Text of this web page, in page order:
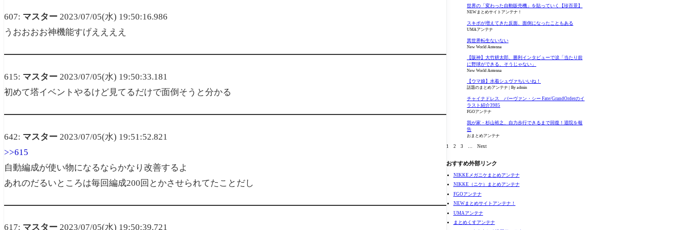
607: マスター 2023/07/05(水) 19:50:16.986
うおおおお神機能すげええええ
615: マスター 2023/07/05(水) 19:50:33.181
初めて塔イベントやるけど見てるだけで面倒そうと分かる
642: マスター 2023/07/05(水) 19:51:52.821
>>615
自動編成が使い物になるならかなり改善するよ
あれのだるいところは毎回編成200回とかさせられてたことだし
617: マスター 2023/07/05(水) 19:50:39.721
世界の「変わった自動販売機」を貼っていく【珍百景】
NEWまとめサイトアンテナ！
スキポが増えてきた反面、面倒になったこともある
UMAアンテナ
異世界転生ないない
New World Antenna
【阪神】大竹耕太郎、勝利インタビューで涙「当たり前
に野球ができる、そうじゃない」
New World Antenna
【ウマ娘】水着シュヴァちいいね！
話題のまとめアンテナ By admin
チャイナドレス バーヴァン・シー Fate/GrandOrderのイ
ラスト紹介3985
FGOアンテナ
我が家・杉山裕之、自力歩行できるまで回復！退院を報
告
おまとめアンテナ
1 2 3 Next
おすすめ外部リンク
NIKKEメガニケまとめアンテナ
NIKKE（ニケ）まとめアンテナ
FGOアンテナ
NEWまとめサイトアンテナ！
UMAアンテナ
まとめくすアンテナ